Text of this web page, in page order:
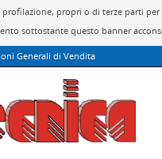
propri o di terze parti
sottostante questo banner
Generali di Vendita